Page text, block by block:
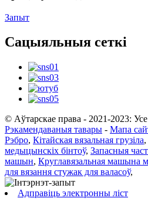
Запыт
Сацыяльныя сеткі
© Аўтарскае права - 2021-2023:
Рэкамендаваныя тавары - Мапа
Рэбро, Кітайская вязальная грузіла,
медыцынскіх бінтоў, Запасныя
машын, Круглавязальная машына
для вязання стужак для валасоў,
Адправіць электронны ліст